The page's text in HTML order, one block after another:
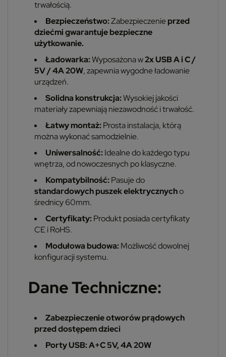
trwałością.
Bezpieczeństwo:Zabezpieczenieprzed
dziećmi gwarantuje bezpieczne
użytkowanie.
Ładowarka:Wyposażona w2x USB A i C /
5V / 4A 20W, zapewnia wygodne ładowanie
urządzeń.
Solidna konstrukcja:Wysokiej jakości
materiały zapewniają niezawodność i trwałość.
Łatwy montaż: Prosta instalacja, którą
można wykonać samodzielnie.
Uniwersalność: Idealne do każdego typu
wnętrza, od nowoczesnych po klasyczne.
Kompatybilność: Pasuje do
standardowych puszek elektrycznycho
średnicy 60mm.
Certyfikaty: Produkt posiada certyfikaty
CE i RoHS.
Modułowa budowa: Możliwość dowolnej
konfiguracji systemu.
Dane Techniczne:
Zabezpieczenie otworów prądowych
przed dostępem dzieci
Porty USB: A+C 5V, 4A 20W